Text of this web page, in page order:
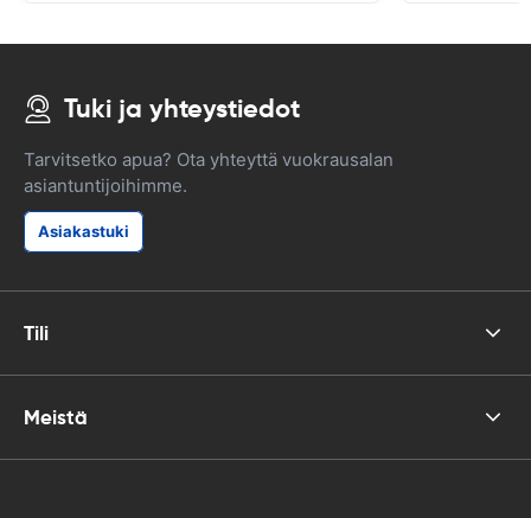
Tuki ja yhteystiedot
Tarvitsetko apua? Ota yhteyttä vuokrausalan
asiantuntijoihimme.
Asiakastuki
Tili
Meistä